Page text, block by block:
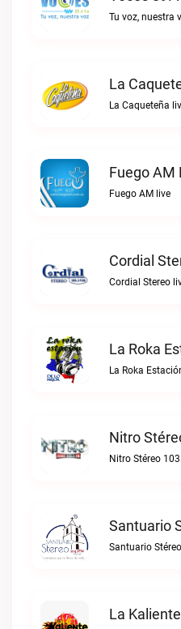
Tu voz, nuestra
La
La Caqueteña
Fuego AM
Fuego AM live
Cordial
Cordial Stereo
La Roka
La Roka
Nitro
Nitro Stéreo
Santuario
Santuario
La